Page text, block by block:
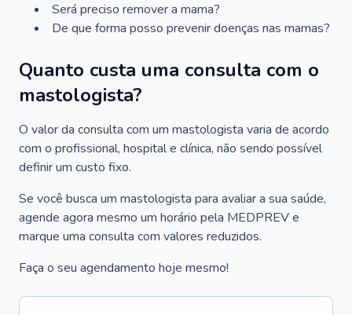
Será preciso remover a mama?
De que forma posso prevenir doenças nas mamas?
Quanto custa uma consulta com o
mastologista?
O valor da consulta com um mastologista varia de acordo
com o profissional, hospital e clínica, não sendo possível
definir um custo fixo.
Se você busca um mastologista para avaliar a sua saúde,
agende agora mesmo um horário pela MEDPREV e
marque uma consulta com valores reduzidos.
Faça o seu agendamento hoje mesmo!